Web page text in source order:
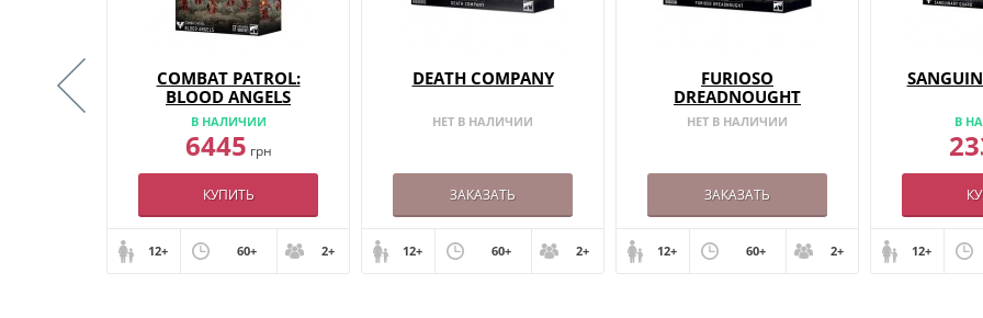
GRIM
COMBAT PATROL:
BLOOD ANGELS
В НАЛИЧИИ
6445 грн
КУПИТЬ
12+ 60+ 2+
DEATH COMPANY
НЕТ В НАЛИЧИИ
ЗАКАЗАТЬ
12+ 60+ 2+
FURIOSO
DREADNOUGHT
НЕТ В НАЛИЧИИ
ЗАКАЗАТЬ
12+ 60+ 2+
В
12+